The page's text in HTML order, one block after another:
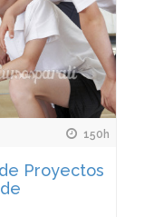
150h
Proyectos